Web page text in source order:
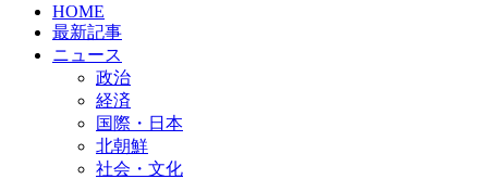
HOME
最新記事
ニュース
政治
経済
国際・日本
北朝鮮
社会・文化